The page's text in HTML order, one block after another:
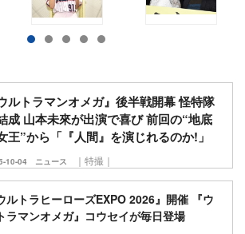
ルトラマンオメガ』後半戦開幕 怪特隊
成 山本未來が出演で喜び 前回の“地底
王”から「『人間』を演じれるのか!」
10-04 ニュース ｜特撮｜
ルトラヒーローズEXPO 2026』開催 『ウ
ラマンオメガ』コウセイが毎日登場